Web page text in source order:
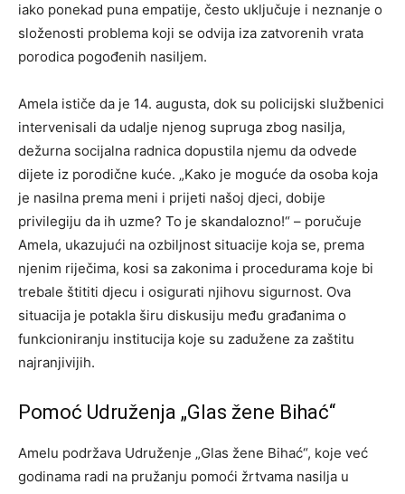
iako ponekad puna empatije, često uključuje i neznanje o
složenosti problema koji se odvija iza zatvorenih vrata
porodica pogođenih nasiljem.
Amela ističe da je 14. augusta, dok su policijski službenici
intervenisali da udalje njenog supruga zbog nasilja,
dežurna socijalna radnica dopustila njemu da odvede
dijete iz porodične kuće. „Kako je moguće da osoba koja
je nasilna prema meni i prijeti našoj djeci, dobije
privilegiju da ih uzme? To je skandalozno!“ – poručuje
Amela, ukazujući na ozbiljnost situacije koja se, prema
njenim riječima, kosi sa zakonima i procedurama koje bi
trebale štititi djecu i osigurati njihovu sigurnost. Ova
situacija je potakla širu diskusiju među građanima o
funkcioniranju institucija koje su zadužene za zaštitu
najranjivijih.
Pomoć Udruženja „Glas žene Bihać“
Amelu podržava Udruženje „Glas žene Bihać“, koje već
godinama radi na pružanju pomoći žrtvama nasilja u